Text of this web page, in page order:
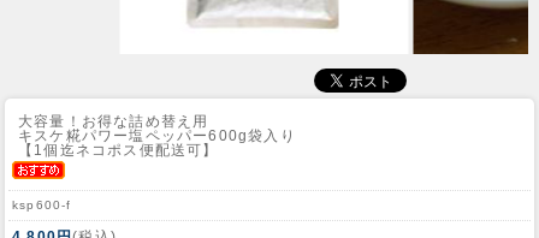
大容量！お得な詰め替え用
キスケ糀パワー塩ペッパー600g袋入り
【1個迄ネコポス便配送可】
ksp600-f